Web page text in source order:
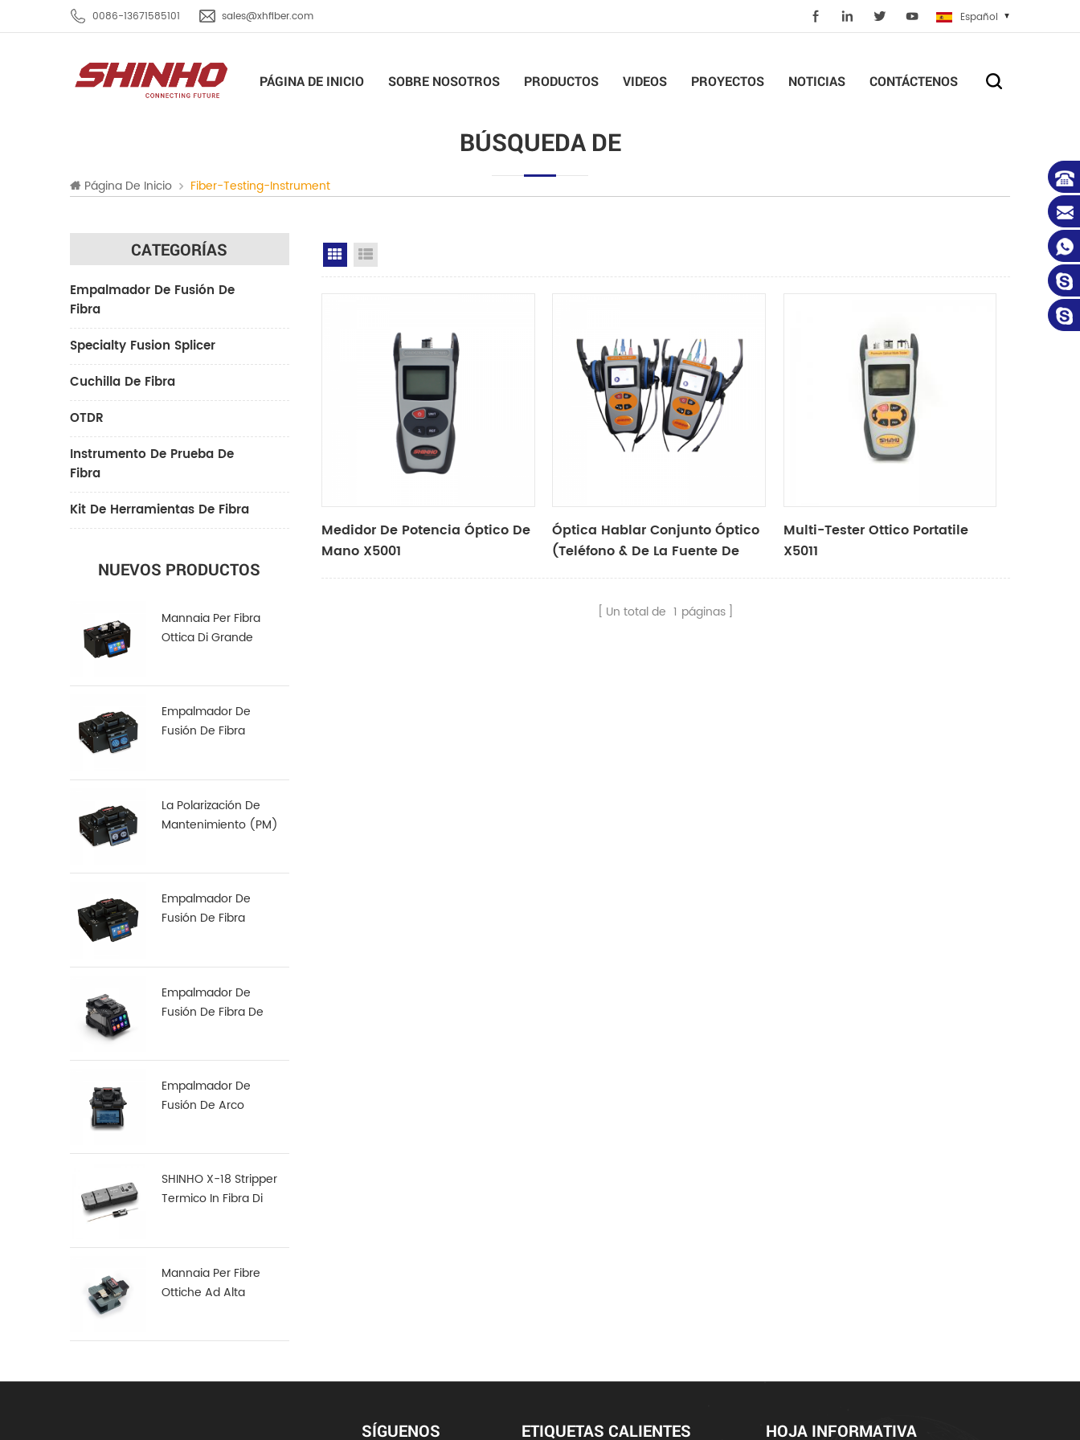
0086-13671585101 sales@xhfiber.com Español
PÁGINA DE INICIO SOBRE NOSOTROS PRODUCTOS VIDEOS PROYECTOS NOTICIAS CONTÁCTENOS
BÚSQUEDA DE
Página De Inicio Fiber-Testing-Instrument
CATEGORÍAS
Empalmador De Fusión De
Fibra
Specialty Fusion Splicer
Cuchilla De Fibra
OTDR
Instrumento De Prueba De
Fibra
Kit De Herramientas De Fibra
NUEVOS PRODUCTOS
Mannaia Per Fibra
Ottica Di Grande
Empalmador De
Fusión De Fibra
La Polarización De
Mantenimiento (PM)
Empalmador De
Fusión De Fibra
Empalmador De
Fusión De Fibra De
Empalmador De
Fusión De Arco
SHINHO X-18 Stripper
Termico In Fibra Di
Mannaia Per Fibre
Ottiche Ad Alta
Grid View
Medidor De Potencia Óptico De
Mano X5001
Óptica Hablar Conjunto Óptico
(teléfono & De La Fuente De
Multi-Tester Ottico Portatile
X5011
Un total de 1 páginas
SÍGUENOS ETIQUETAS CALIENTES HOJA INFORMATIVA